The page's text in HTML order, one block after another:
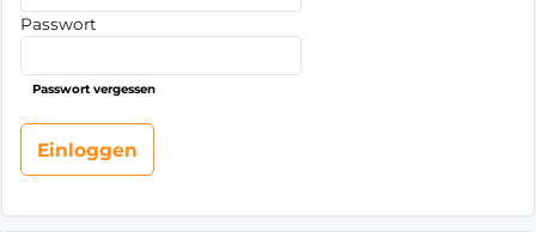
Passwort
Passwort vergessen